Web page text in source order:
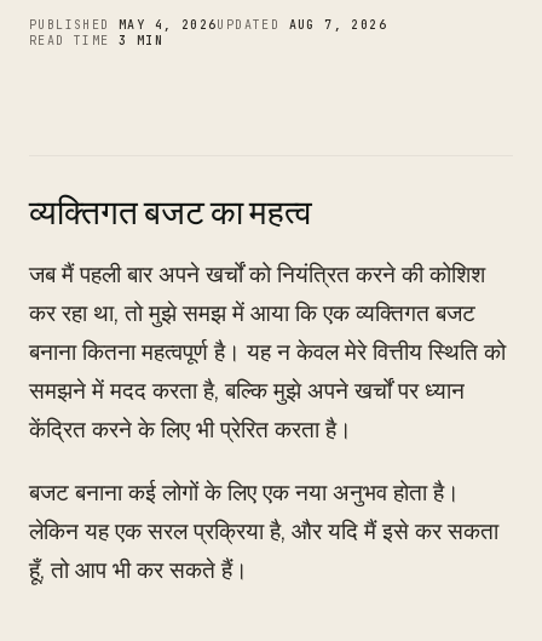
PUBLISHED MAY 4, 2026UPDATED AUG 7, 2026
READ TIME 3 MIN
व्यक्तिगत बजट का महत्व
जब मैं पहली बार अपने खर्चों को नियंत्रित करने की कोशिश
कर रहा था, तो मुझे समझ में आया कि एक व्यक्तिगत बजट
बनाना कितना महत्वपूर्ण है। यह न केवल मेरे वित्तीय स्थिति को
समझने में मदद करता है, बल्कि मुझे अपने खर्चों पर ध्यान
केंद्रित करने के लिए भी प्रेरित करता है।
बजट बनाना कई लोगों के लिए एक नया अनुभव होता है।
लेकिन यह एक सरल प्रक्रिया है, और यदि मैं इसे कर सकता
हूँ, तो आप भी कर सकते हैं।